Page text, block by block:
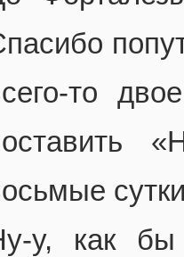
то
у, как